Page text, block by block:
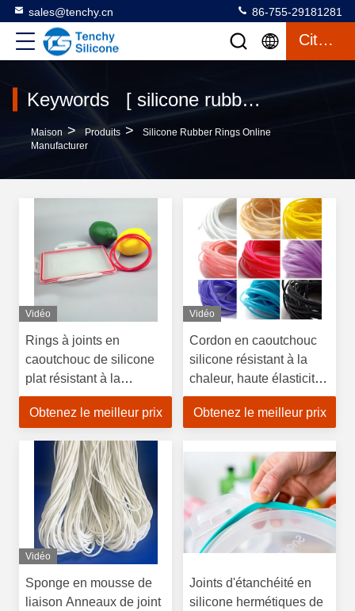
sales@tenchy.cn 86-755-29181281
Citation
Keywords [ silicone rubber rings ] Match 77 produits
Maison > Produits >
Silicone Rubber Rings Online
Manufacturer
Vidéo
Rings à joints en
caoutchouc de silicone
plat résistant à la
déchirure pour récipient
en verre
Obtenez le meilleur prix
Vidéo
Cordon en caoutchouc
silicone résistant à la
chaleur, haute élasticité,
haute résistance et
longue durée de vie
Obtenez le meilleur prix
Vidéo
Sponge en mousse de
liaison Anneaux de joint
Joints d'étanchéité en
silicone hermétiques de